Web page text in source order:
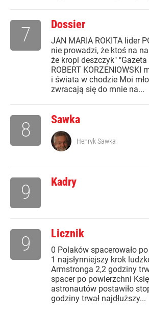
Dossier
JAN MARIA ROKITA lider
nie prowadzi, że ktoś na
że kropi deszczyk"
ROBERT KORZENIOWSKI
i świata w chodzie Moi
zwracają się do mnie na...
7
Sawka
8 Henryk Sawka
Kadry
9
Licznik
0 Polaków spacerowało
1 najsłynniejszy krok
Armstronga 2,2 godziny
spacer po powierzchni
astronautów postawiło
godziny trwał najdłuższy...
9